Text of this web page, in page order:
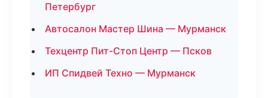
Петербург
Автосалон Мастер Шина — Мурманск
Техцентр Пит-Стоп Центр — Псков
ИП Спидвей Техно — Мурманск